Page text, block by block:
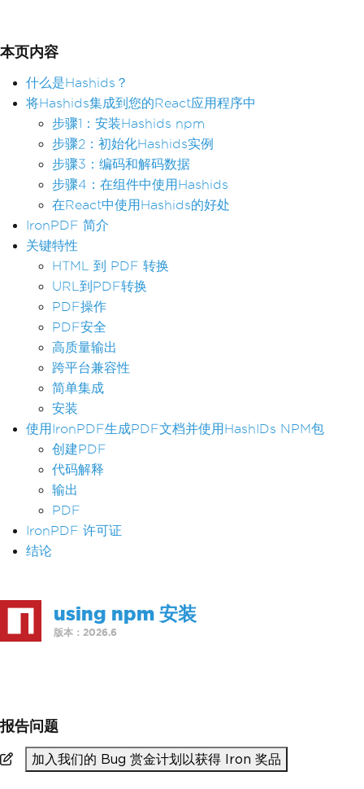
本页内容
什么是Hashids？
将Hashids集成到您的React应用程序中
步骤1：安装Hashids npm
步骤2：初始化Hashids实例
步骤3：编码和解码数据
步骤4：在组件中使用Hashids
在React中使用Hashids的好处
IronPDF 简介
关键特性
HTML 到 PDF 转换
URL到PDF转换
PDF操作
PDF安全
高质量输出
跨平台兼容性
简单集成
安装
使用IronPDF生成PDF文档并使用HashIDs NPM包
创建PDF
代码解释
输出
PDF
IronPDF 许可证
结论
using npm 安装
版本：2026.6
报告问题
加入我们的 Bug 赏金计划以获得 Iron 奖品